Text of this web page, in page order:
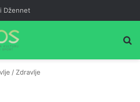
Džennet
/ Zdravlje